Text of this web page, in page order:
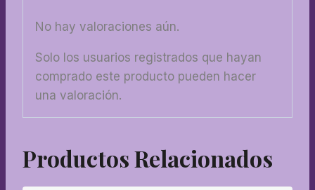
No hay valoraciones aún.
Solo los usuarios registrados que hayan
comprado este producto pueden hacer
una valoración.
Productos Relacionados